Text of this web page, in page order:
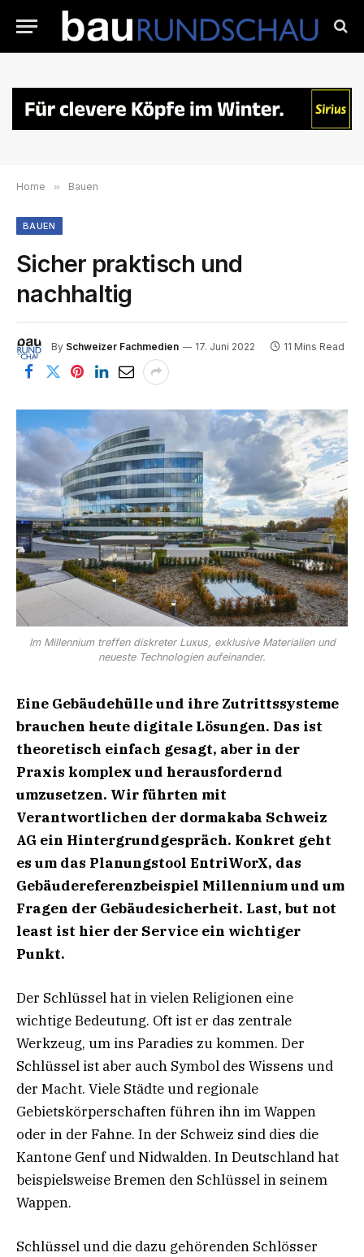
Home » Bauen
BAUEN
Sicher praktisch und
nachhaltig
By Schweizer Fachmedien 17. Juni 2022 11 Mins Read
Im Millennium treffen diskreter Luxus, exklusive Materialien und
neueste Technologien aufeinander.
Eine Gebäudehülle und ihre Zutrittssysteme
brauchen heute digitale Lösungen. Das ist
theoretisch einfach gesagt, aber in der
Praxis komplex und herausfordernd
umzusetzen. Wir führten mit
Verantwortlichen der dormakaba Schweiz
AG ein Hintergrundgespräch. Konkret geht
es um das Planungstool EntriWorX, das
Gebäudereferenzbeispiel Millennium und um
Fragen der Gebäudesicherheit. Last, but not
least ist hier der Service ein wichtiger
Punkt.
Der Schlüssel hat in vielen Religionen eine
wichtige Bedeutung. Oft ist er das zentrale
Werkzeug, um ins Paradies zu kommen. Der
Schlüssel ist aber auch Symbol des Wissens und
der Macht. Viele Städte und regionale
Gebietskörperschaften führen ihn im Wappen
oder in der Fahne. In der Schweiz sind dies die
Kantone Genf und Nidwalden. In Deutschland hat
beispielsweise Bremen den Schlüssel in seinem
Wappen.
Schlüssel und die dazu gehörenden Schlösser